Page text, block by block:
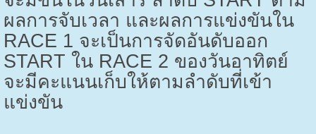
ผลการจับเวลา และผลการแข่งขันใน
RACE 1 จะเป็นการจัดอันดับออก
START ใน RACE 2 ของวันอาทิตย์
จะมีคะแนนเก็บให้ตามลำดับที่เข้า
แข่งขัน